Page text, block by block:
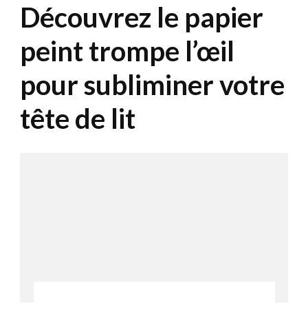
Découvrez le papier
peint trompe l’œil
pour subliminer votre
tête de lit